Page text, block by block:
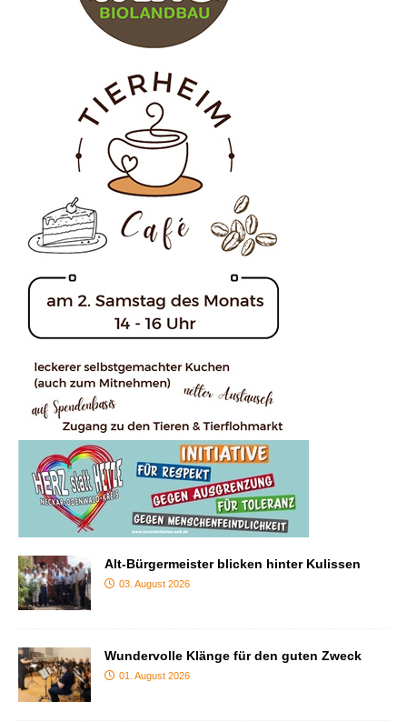
Alt-Bürgermeister blicken hinter Kulissen
03. August 2026
Wundervolle Klänge für den guten Zweck
01. August 2026